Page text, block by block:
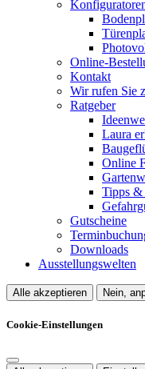
Online-
Kontakt
Wir rufen Sie
Ratgeber
Laura
Online
Tipps &
Gutscheine
Downloads
Ausstellungswelten
Alle akzeptieren Nein,
Cookie-Einstellungen